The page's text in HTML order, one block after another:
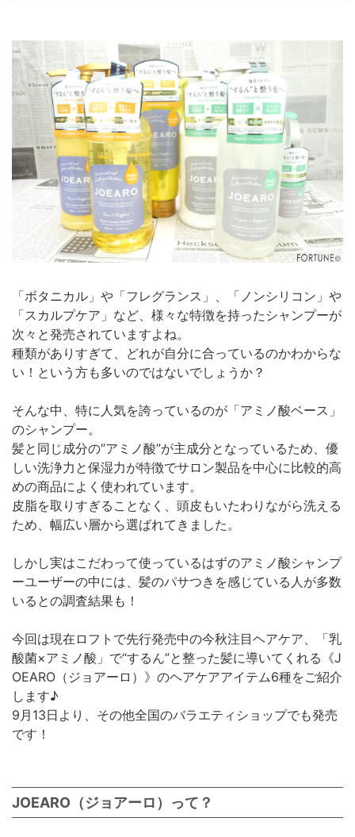
「ボタニカル」や「フレグランス」、「ノンシリコン」や
「スカルプケア」など、様々な特徴を持ったシャンプーが
次々と発売されていますよね。
種類がありすぎて、どれが自分に合っているのかわからな
い！という方も多いのではないでしょうか？
そんな中、特に人気を誇っているのが「アミノ酸ベース」
のシャンプー。
髪と同じ成分の“アミノ酸”が主成分となっているため、優
しい洗浄力と保湿力が特徴でサロン製品を中心に比較的高
めの商品によく使われています。
皮脂を取りすぎることなく、頭皮もいたわりながら洗える
ため、幅広い層から選ばれてきました。
しかし実はこだわって使っているはずのアミノ酸シャンプ
ーユーザーの中には、髪のパサつきを感じている人が多数
いるとの調査結果も！
今回は現在ロフトで先行発売中の今秋注目ヘアケア、「乳
酸菌×アミノ酸」で“するん”と整った髪に導いてくれる《J
OEARO（ジョアーロ）》のヘアケアアイテム6種をご紹介
します♪
9月13日より、その他全国のバラエティショップでも発売
です！
JOEARO（ジョアーロ）って？